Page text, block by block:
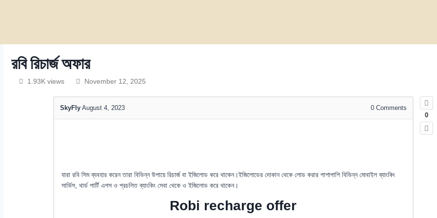
রবি রিচার্জ অফার
1.93K views November 12, 2025
0
SkyFly August 4, 2023 0Comments
যারা রবি সিম ব্যবহার করেন তারা বিভিন্ন উপায়ে রিচার্জ বা ইজিলোড করে থাকেন।ইজিলোডের দোকান থেকে লোড করার পাশাপাশি বিভিন্ন মোবাইল ব্যাংকিং
সার্ভিস, থার্ড পার্টি এপস ও প্রচলিত ব্যাংকিং সেবা থেকে ও ইজিলোড করে থাকেন।
Robi recharge offer